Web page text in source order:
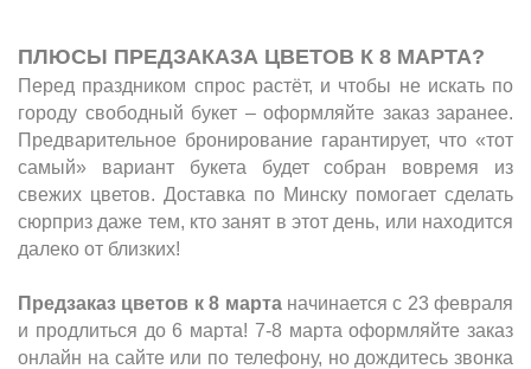
ПЛЮСЫ ПРЕДЗАКАЗА ЦВЕТОВ К 8 МАРТА?
Перед праздником спрос растёт, и чтобы не искать по
городу свободный букет – оформляйте заказ заранее.
Предварительное бронирование гарантирует, что «тот
самый» вариант букета будет собран вовремя из
свежих цветов. Доставка по Минску помогает сделать
сюрприз даже тем, кто занят в этот день, или находится
далеко от близких!
Предзаказ цветов к 8 мартаначинается с 23 февраля
и продлиться до 6 марта! 7-8 марта оформляйте заказ
онлайн на сайте или по телефону, но дождитесь звонка